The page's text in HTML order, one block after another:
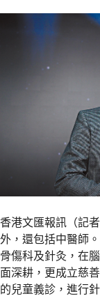
香港文匯報訊（記
外，還包括中醫師
骨傷科及針灸，在
面深耕，更成立慈
的兒童義診，進行